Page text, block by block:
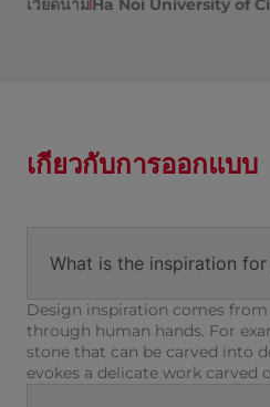
เวียดนามHa Noi University of
เกี่ยวกับการออกแบบ
What is the inspiration
Design inspiration comes
through human hands. For
stone that can be carved into
evokes a delicate work carved